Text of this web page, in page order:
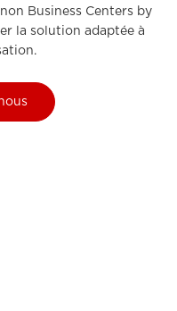
Business Centers by
la solution adaptée à